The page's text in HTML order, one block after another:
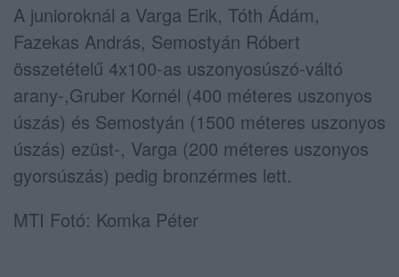
A junioroknál a Varga Erik, Tóth Ádám,
Fazekas András, Semostyán Róbert
összetételű 4x100-as uszonyosúszó-váltó
arany-,Gruber Kornél (400 méteres uszonyos
úszás) és Semostyán (1500 méteres uszonyos
úszás) ezüst-, Varga (200 méteres uszonyos
gyorsúszás) pedig bronzérmes lett.
MTI Fotó: Komka Péter